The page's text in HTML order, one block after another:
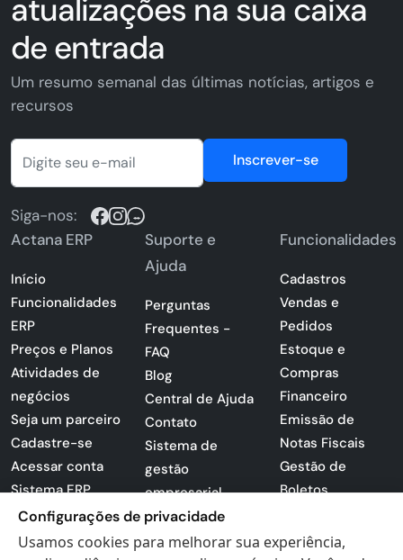
atualizações na sua caixa
de entrada
Um resumo semanal das últimas notícias, artigos e
recursos
Inscrever-se
Siga-nos:
Actana ERP
Início
Funcionalidades
ERP
Preços e Planos
Atividades de
negócios
Seja um parceiro
Cadastre-se
Acessar conta
Sistema ERP
Apresentação
PDF
Suporte e
Ajuda
Perguntas
Frequentes -
FAQ
Blog
Central de Ajuda
Contato
Sistema de
gestão
empresarial
Sistema para
lojas
Funcionalidades
Cadastros
Vendas e
Pedidos
Estoque e
Compras
Financeiro
Emissão de
Notas Fiscais
Gestão de
Boletos
Configurações de privacidade
Usamos cookies para melhorar sua experiência,